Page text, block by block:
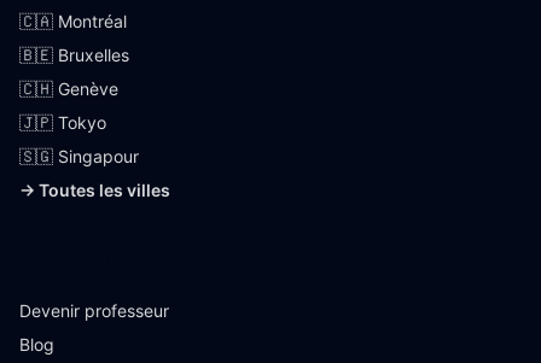
🇨🇦 Montréal
🇧🇪 Bruxelles
🇨🇭 Genève
🇯🇵 Tokyo
🇸🇬 Singapour
→ Toutes les villes
Devenir professeur
Blog